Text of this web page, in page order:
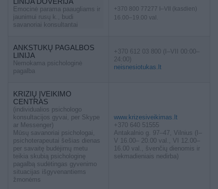
Emocinė parama paaugliams ir
jaunimui rusų k., budi
savanoriai konsultantai
+370 800 77277 I–VII (kasdien)
16.00–19.00 val.
ANKSTUKŲ PAGALBOS
LINIJA
Nemokama psichologinė
pagalba
+370 612 03 800 (I–VII 00:00–
24:00)
neisnesiotukas.lt
KRIZIŲ ĮVEIKIMO
CENTRAS
(individualios psichologo
konsultacijos gyvai, per Skype
ar Messenger)
Mūsų savanoriai psichologai,
psichoterapeutai šešias dienas
per savaitę budėjimų metu
teikia skubią psichologinę
pagalbą sudėtingas gyvenimo
situacijas išgyvenantiems
žmonėms
www.krizesiveikimas.lt
+370 640 51555
Antakalnio g. 97–47, Vilnius (I–
V 16.00– 20.00 val., VI 12.00–
16.00 val., švenčių dienomis ir
sekmadieniais nedirba)